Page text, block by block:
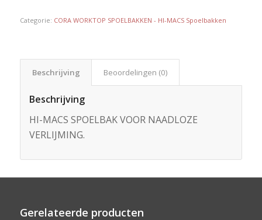
Categorie: CORA WORKTOP SPOELBAKKEN - HI-MACS Spoelbakken
Beschrijving Beoordelingen (0)
Beschrijving
HI-MACS SPOELBAK VOOR NAADLOZE
VERLIJMING.
Gerelateerde producten